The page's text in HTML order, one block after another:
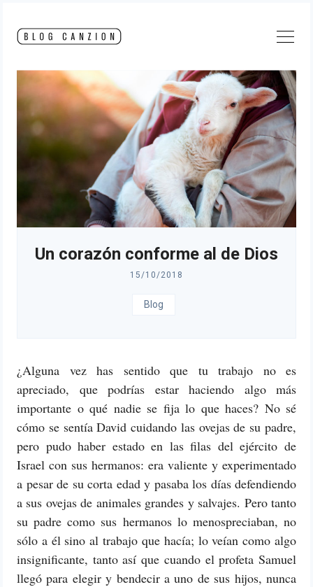
content
Un corazón conforme al de Dios
15/10/2018
Blog
¿Alguna vez has sentido que tu trabajo no es
apreciado, que podrías estar haciendo algo más
importante o qué nadie se fija lo que haces? No sé
cómo se sentía David cuidando las ovejas de su padre,
pero pudo haber estado en las filas del ejército de
Israel con sus hermanos: era valiente y experimentado
a pesar de su corta edad y pasaba los días defendiendo
a sus ovejas de animales grandes y salvajes. Pero tanto
su padre como sus hermanos lo menospreciaban, no
sólo a él sino al trabajo que hacía; lo veían como algo
insignificante, tanto así que cuando el profeta Samuel
llegó para elegir y bendecir a uno de sus hijos, nunca